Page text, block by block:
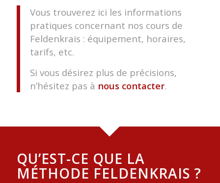
Vous trouverez ici les informations
pratiques concernant nos cours de
Feldenkrais : équipement, horaires,
tarifs, etc.
Si vous désirez plus de précisions,
n’hésitez pas à nous contacter.
QU’EST-CE QUE LA
MÉTHODE FELDENKRAIS ?